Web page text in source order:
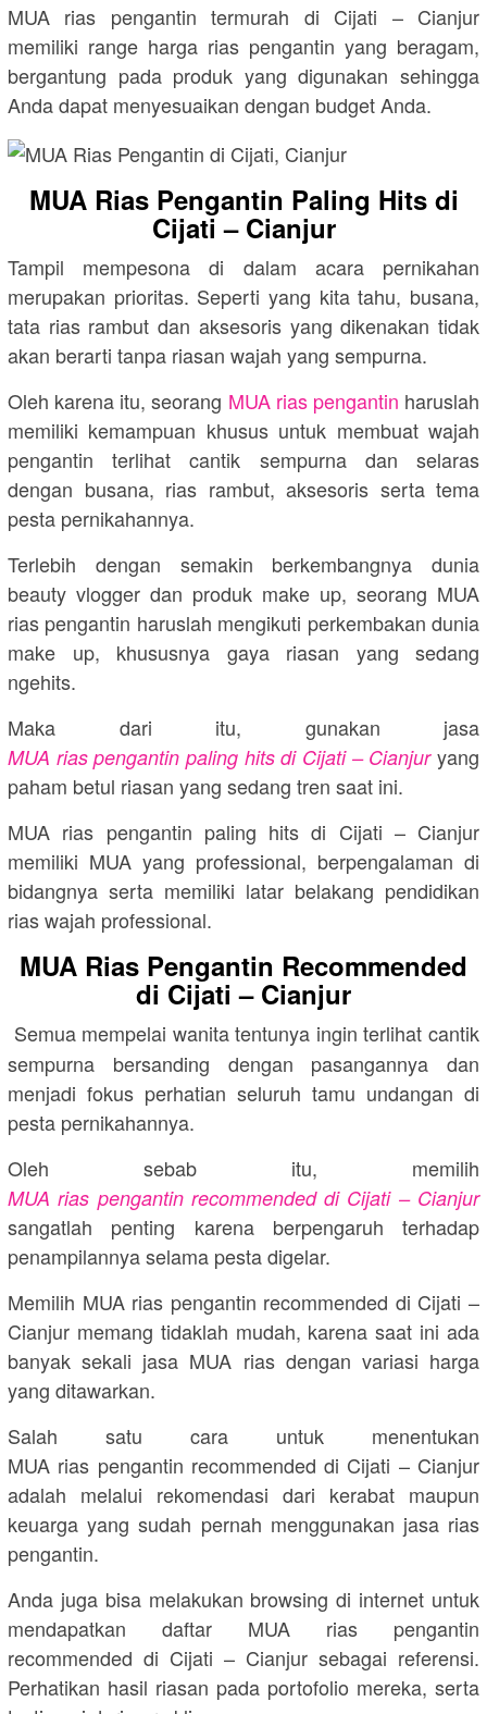
MUA rias pengantin termurah di Cijati – Cianjur
memiliki range harga rias pengantin yang beragam,
bergantung pada produk yang digunakan sehingga
Anda dapat menyesuaikan dengan budget Anda.
MUA Rias Pengantin Paling Hits di
Cijati – Cianjur
Tampil mempesona di dalam acara pernikahan
merupakan prioritas. Seperti yang kita tahu, busana,
tata rias rambut dan aksesoris yang dikenakan tidak
akan berarti tanpa riasan wajah yang sempurna.
Oleh karena itu, seorang MUA rias pengantin haruslah
memiliki kemampuan khusus untuk membuat wajah
pengantin terlihat cantik sempurna dan selaras
dengan busana, rias rambut, aksesoris serta tema
pesta pernikahannya.
Terlebih dengan semakin berkembangnya dunia
beauty vlogger dan produk make up, seorang MUA
rias pengantin haruslah mengikuti perkembakan dunia
make up, khususnya gaya riasan yang sedang
ngehits.
Maka dari itu, gunakan jasa
MUA rias pengantin paling hits di Cijati – Cianjuryang
paham betul riasan yang sedang tren saat ini.
MUA rias pengantin paling hits di Cijati – Cianjur
memiliki MUA yang professional, berpengalaman di
bidangnya serta memiliki latar belakang pendidikan
rias wajah professional.
MUA Rias Pengantin Recommended
di Cijati – Cianjur
Semua mempelai wanita tentunya ingin terlihat cantik
sempurna bersanding dengan pasangannya dan
menjadi fokus perhatian seluruh tamu undangan di
pesta pernikahannya.
Oleh sebab itu, memilih
MUA rias pengantin recommended di Cijati – Cianjur
sangatlah penting karena berpengaruh terhadap
penampilannya selama pesta digelar.
Memilih MUA rias pengantin recommended di Cijati –
Cianjur memang tidaklah mudah, karena saat ini ada
banyak sekali jasa MUA rias dengan variasi harga
yang ditawarkan.
Salah satu cara untuk menentukan
MUA rias pengantin recommended di Cijati – Cianjur
adalah melalui rekomendasi dari kerabat maupun
keuarga yang sudah pernah menggunakan jasa rias
pengantin.
Anda juga bisa melakukan browsing di internet untuk
mendapatkan daftar MUA rias pengantin
recommended di Cijati – Cianjur sebagai referensi.
Perhatikan hasil riasan pada portofolio mereka, serta